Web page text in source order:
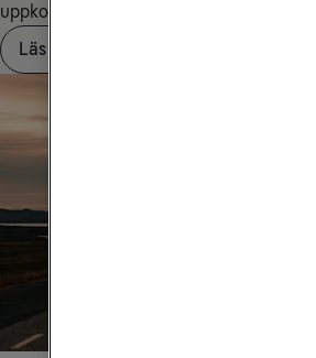
uppkoppling via IoT från Tele2 blir
Läs om Västtrafik